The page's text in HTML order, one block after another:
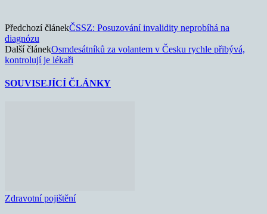
Předchozí článekČSSZ: Posuzování invalidity neprobíhá na
diagnózu
Další článekOsmdesátníků za volantem v Česku rychle přibývá,
kontrolují je lékaři
SOUVISEJÍCÍ ČLÁNKY
Zdravotní pojištění